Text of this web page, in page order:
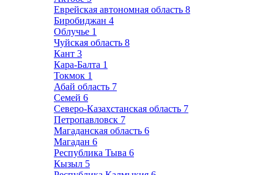
Еврейская автономная область 8
Биробиджан 4
Облучье 1
Чуйская область 8
Кант 3
Кара-Балта 1
Токмок 1
Абай область 7
Семей 6
Северо-Казахстанская область 7
Петропавловск 7
Магаданская область 6
Магадан 6
Республика Тыва 6
Кызыл 5